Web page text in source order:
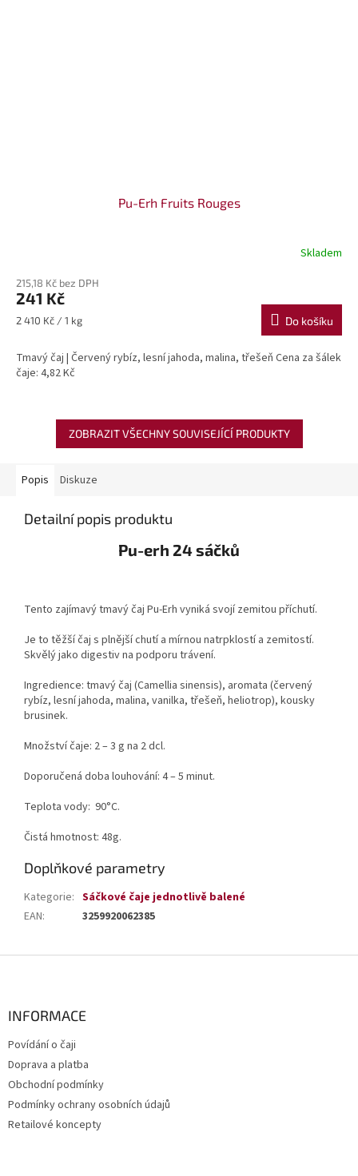
Pu-Erh Fruits Rouges
Skladem
215,18 Kč bez DPH
241 Kč
Měrná
2 410 Kč / 1 kg Do košíku
Tmavý čaj | Červený rybíz, lesní jahoda, malina, třešeň Cena za šálek
čaje: 4,82 Kč
ZOBRAZIT VŠECHNY SOUVISEJÍCÍ PRODUKTY
Popis Diskuze
Detailní popis produktu
Pu-erh 24 sáčků
Tento zajímavý tmavý čaj Pu-Erh vyniká svojí zemitou příchutí.
Je to těžší čaj s plnější chutí a mírnou natrpklostí a zemitostí.
Skvělý jako digestiv na podporu trávení.
Ingredience: tmavý čaj (Camellia sinensis), aromata (červený
rybíz, lesní jahoda, malina, vanilka, třešeň, heliotrop), kousky
brusinek.
Množství čaje: 2 – 3 g na 2 dcl.
Doporučená doba louhování: 4 – 5 minut.
Teplota vody: 90°C.
Čistá hmotnost: 48g.
Doplňkové parametry
Kategorie: Sáčkové čaje jednotlivě balené
EAN: 3259920062385
INFORMACE
Povídání o čaji
Doprava a platba
Obchodní podmínky
Podmínky ochrany osobních údajů
Retailové koncepty